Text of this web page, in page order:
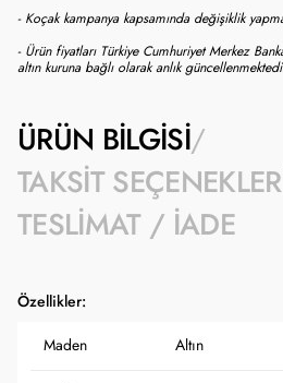
- Koçak kampanya kapsamında değişiklik yapma
- Ürün fiyatları Türkiye Cumhuriyet Merkez
altın kuruna bağlı olarak anlık
ÜRÜN BILGISI
TAKSIT
TESLIMAT / İADE
Özellikler:
Maden Altın